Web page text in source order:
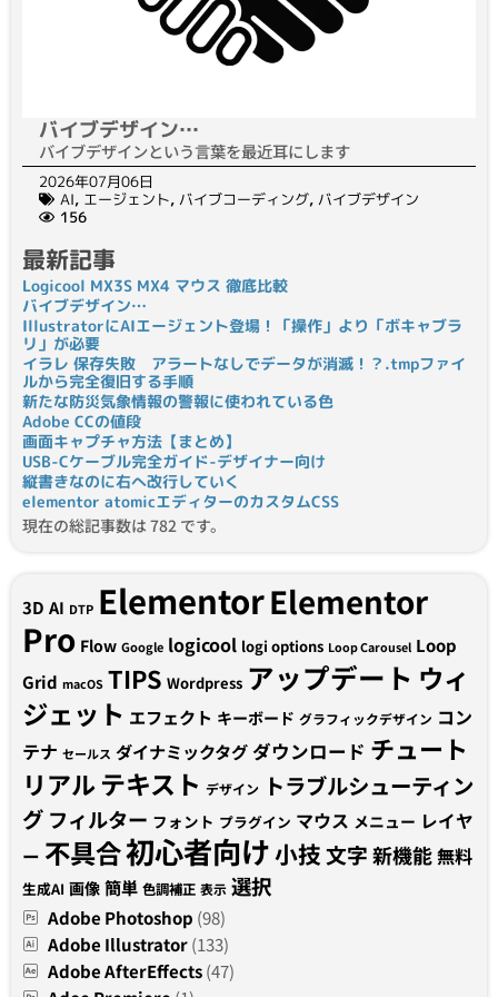
バイブデザイン…
バイブデザインという言葉を最近耳にします
2026年07月06日
AI, エージェント, バイブコーディング, バイブデザイン
156
最新記事
Logicool MX3S MX4 マウス 徹底比較
バイブデザイン…
IllustratorにAIエージェント登場！「操作」より「ボキャブラ
リ」が必要
イラレ 保存失敗 アラートなしでデータが消滅！？.tmpファイ
ルから完全復旧する手順
新たな防災気象情報の警報に使われている色
Adobe CCの値段
画面キャプチャ方法【まとめ】
USB-Cケーブル完全ガイド-デザイナー向け
縦書きなのに右へ改行していく
elementor atomicエディターのカスタムCSS
現在の総記事数は 782 です。
3D AI DTP ElementorElementor
Pro Flow Google logicool logi options Loop Carousel Loop
Grid macOS TIPS Wordpress アップデート ウィ
ジェット エフェクト キーボード グラフィックデザイン コン
テナ セールス ダイナミックタグダウンロード チュート
リアルテキスト デザイン トラブルシューティン
グ フィルター フォント プラグイン マウス メニュー レイヤ
ー 不具合初心者向け小技文字新機能無料
生成AI 画像 簡単 色調補正 表示 選択
Adobe Photoshop (98)
Adobe Illustrator(133)
Adobe AfterEffects(47)